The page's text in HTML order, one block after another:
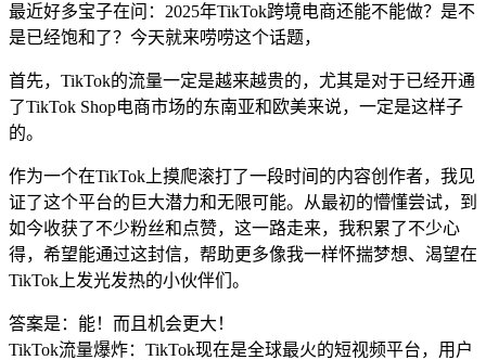
最近好多宝子在问：2025年TikTok跨境电商还能不能做？是不
是已经饱和了？今天就来唠唠这个话题，
首先，TikTok的流量一定是越来越贵的，尤其是对于已经开通
了TikTok Shop电商市场的东南亚和欧美来说，一定是这样子
的。
作为一个在TikTok上摸爬滚打了一段时间的内容创作者，我见
证了这个平台的巨大潜力和无限可能。从最初的懵懂尝试，到
如今收获了不少粉丝和点赞，这一路走来，我积累了不少心
得，希望能通过这封信，帮助更多像我一样怀揣梦想、渴望在
TikTok上发光发热的小伙伴们。
答案是：能！而且机会更大！
TikTok流量爆炸：TikTok现在是全球最火的短视频平台，用户